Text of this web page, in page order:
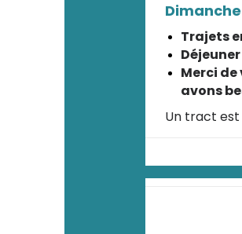
Trajets
Merci
avons
Un tract est